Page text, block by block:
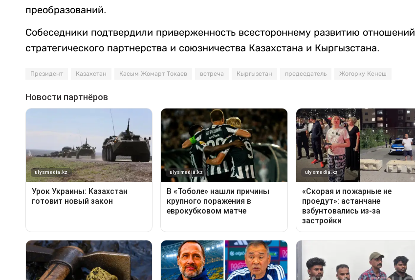
преобразований.
Собеседники подтвердили приверженность всестороннему развитию отношений
стратегического партнерства и союзничества Казахстана и Кыргызстана.
Президент Казахстан Касым-Жомарт Токаев встреча Кыргызстан председатель Жогорку Кенеш